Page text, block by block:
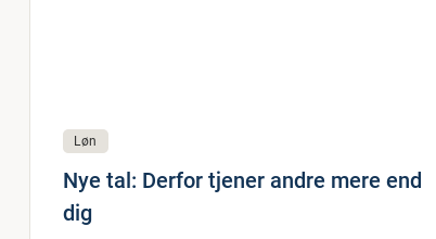
Løn
Nye tal: Derfor tjener andre mere end
dig